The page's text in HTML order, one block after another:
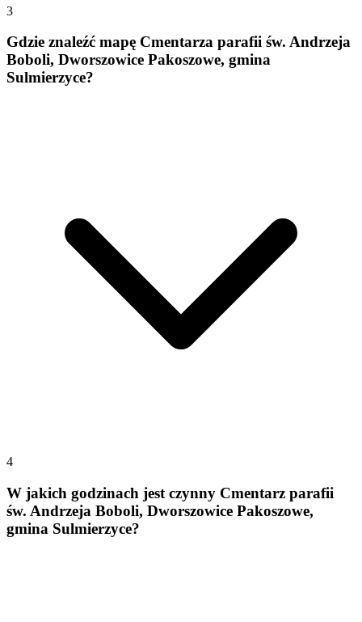
3
Gdzie znaleźć mapę Cmentarza parafii św. Andrzeja
Boboli, Dworszowice Pakoszowe, gmina
Sulmierzyce?
4
W jakich godzinach jest czynny Cmentarz parafii
św. Andrzeja Boboli, Dworszowice Pakoszowe,
gmina Sulmierzyce?